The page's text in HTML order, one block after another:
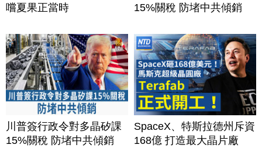
嚐夏果正當時
15%關稅 防堵中共傾銷
川普簽行政令對多晶矽課
15%關稅 防堵中共傾銷
SpaceX、特斯拉德州斥資
168億 打造最大晶片廠